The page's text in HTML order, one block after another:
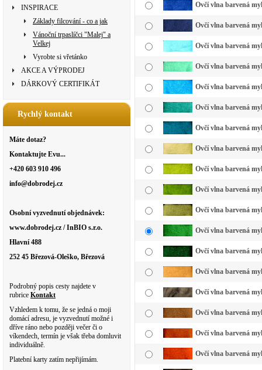
INSPIRACE
Základy filcování - co a jak
Vánoční trpaslíčci "Malej" a
Velkej
Vyrobte si vřetánko
AKCE A VÝPRODEJ
DÁRKOVÝ CERTIFIKÁT
Rychlý kontakt
Máte dotaz?
Kontaktujte Evu...
+420 603 910 496
info@dobrodej.cz
Osobní vyzvednutí objednávek:
www.dobrodej.cz / InBIO s.r.o.
Hlavní 488
252 45 Březová-Oleško, Březová
Podrobný popis cesty najdete v
rubrice Kontakt
Vzhledem k tomu, že se jedná o moji
domácí adresu, je vyzvednutí možné i
dříve ráno nebo později večer či o
víkendech, termín je však třeba domluvit
individuálně.
Platební karty zatím nepřijímám.
Ovčí vlna barvená
Ovčí vlna barvená
Ovčí vlna barvená
Ovčí vlna barvená
Ovčí vlna barvená
Ovčí vlna barvená
Ovčí vlna barvená
Ovčí vlna barvená
Ovčí vlna barvená
Ovčí vlna barvená
Ovčí vlna barvená
Ovčí vlna barvená
Ovčí vlna barvená
Ovčí vlna barvená
Ovčí vlna barvená
Ovčí vlna barvená
Ovčí vlna barvená
Ovčí vlna barvená